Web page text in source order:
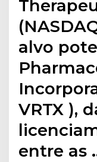
alvo
VRTX ),
entre as